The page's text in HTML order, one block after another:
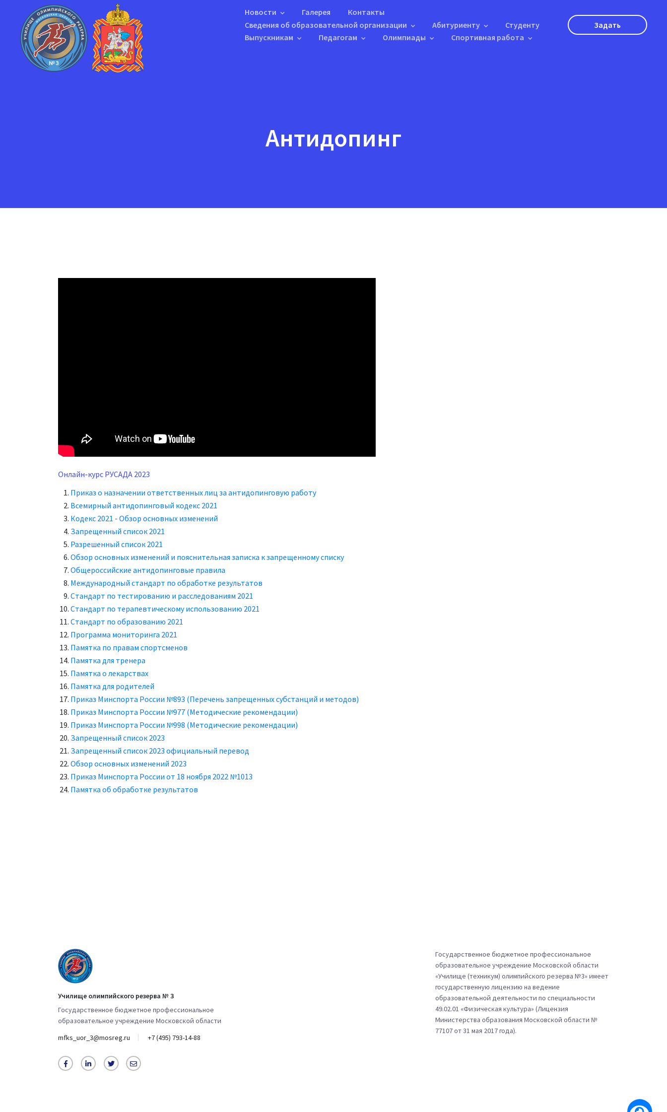
Новости Галерея
Контакты
Сведения об образовательной организации
Абитуриенту
Студенту
Выпускникам
Педагогам Олимпиады Спортивная работа
Задать
Антидопинг
Онлайн-курс РУСАДА 2023
Приказ о назначении ответственных лиц за антидопинговую работу
Всемирный антидопинговый кодекс 2021
Кодекс 2021 - Обзор основных изменений
Запрещенный список 2021
Разрешенный список 2021
Обзор основных изменений и пояснительная записка к запрещенному списку
Общероссийские антидопинговые правила
Международный стандарт по обработке результатов
Стандарт по тестированию и расследованиям 2021
Стандарт по терапевтическому использованию 2021
Стандарт по образованию 2021
Программа мониторинга 2021
Памятка по правам спортсменов
Памятка для тренера
Памятка о лекарствах
Памятка для родителей
Приказ Минспорта России №893 (Перечень запрещенных субстанций и методов)
Приказ Минспорта России №977 (Методические рекомендации)
Приказ Минспорта России №998 (Методические рекомендации)
Запрещенный список 2023
Запрещенный список 2023 официальный перевод
Обзор основных изменений 2023
Приказ Минспорта России от 18 ноября 2022 №1013
Памятка об обработке результатов
Училище олимпийского резерва № 3
Государственное бюджетное профессиональное
образовательное учреждение Московской области
mfks_uor_3@mosreg.ru
+7 (495) 793-14-88
Государственное бюджетное профессиональное
образовательное учреждение Московской области
«Училище (техникум) олимпийского резерва №3» имеет
государственную лицензию на ведение
образовательной деятельности по специальности
49.02.01 «Физическая культура» (Лицензия
Министерства образования Московской области №
77107 от 31 мая 2017 года).